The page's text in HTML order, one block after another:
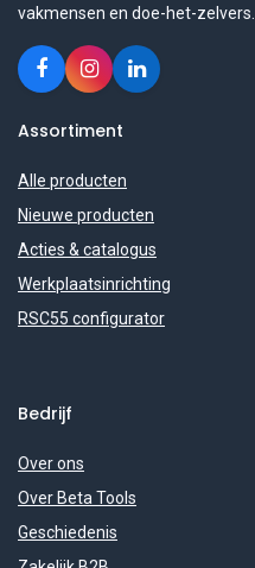
vakmensen en doe-het-zelvers.
Assortiment
Alle producten
Nieuwe producten
Acties & catalogus
Werkplaatsinrichting
RSC55 configurator
Bedrijf
Over ons
Over Beta Tools
Geschiedenis